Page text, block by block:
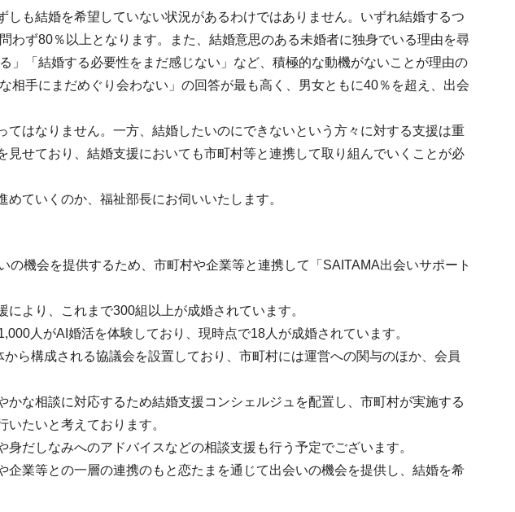
も結婚を希望していない状況があるわけではありません。いずれ結婚するつ
わず80％以上となります。また、結婚意思のある未婚者に独身でいる理由を尋
」「結婚する必要性をまだ感じない」など、積極的な動機がないことが理由の
相手にまだめぐり会わない」の回答が最も高く、男女ともに40％を超え、出会
はなりません。一方、結婚したいのにできないという方々に対する支援は重
せており、結婚支援においても市町村等と連携して取り組んでいくことが必
ていくのか、福祉部長にお伺いいたします。
機会を提供するため、市町村や企業等と連携して「SAITAMA出会いサポート
より、これまで300組以上が成婚されています。
人がAI婚活を体験しており、現時点で18人が成婚されています。
ら構成される協議会を設置しており、市町村には運営への関与のほか、会員
な相談に対応するため結婚支援コンシェルジュを配置し、市町村が実施する
たいと考えております。
だしなみへのアドバイスなどの相談支援も行う予定でございます。
業等との一層の連携のもと恋たまを通じて出会いの機会を提供し、結婚を希